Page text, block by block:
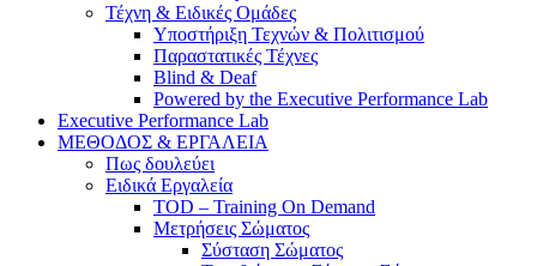
Τέχνη & Ειδικές Ομάδες
Υποστήριξη Τεχνών & Πολιτισμού
Παραστατικές Τέχνες
Blind & Deaf
Powered by the Executive Performance Lab
Executive Performance Lab
ΜΕΘΟΔΟΣ & ΕΡΓΑΛΕΙΑ
Πως δουλεύει
Ειδικά Εργαλεία
TOD – Training On Demand
Μετρήσεις Σώματος
Σύσταση Σώματος